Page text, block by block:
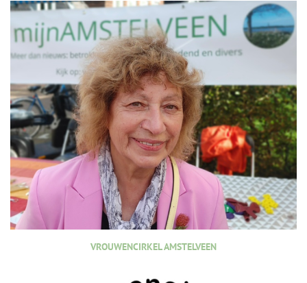
VROUWENCIRKEL AMSTELVEEN